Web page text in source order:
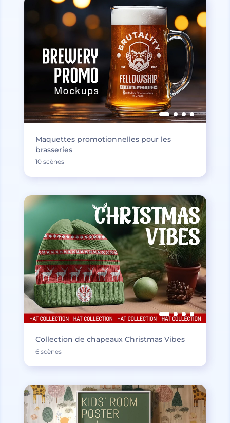
Maquettes promotionnelles pour les
brasseries
10 scènes
Collection de chapeaux Christmas Vibes
6 scènes